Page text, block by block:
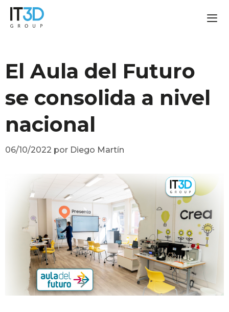
El Aula del Futuro
se consolida a nivel
nacional
06/10/2022 por Diego Martín